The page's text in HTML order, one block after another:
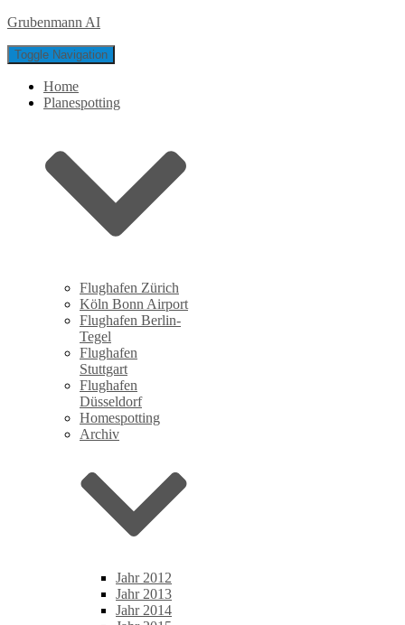
Grubenmann AI
Toggle Navigation
Home
Planespotting
Flughafen Zürich
Köln Bonn Airport
Flughafen Berlin-
Tegel
Flughafen
Stuttgart
Flughafen
Düsseldorf
Homespotting
Archiv
Jahr 2012
Jahr 2013
Jahr 2014